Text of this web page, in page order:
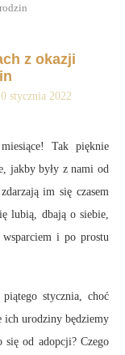
z okazji
stycznia 2022
Tak pięknie
jakby były z nami od
im się czasem
lubią, dbają o siebie,
wsparciem i po prostu
stycznia, choć
ich urodziny będziemy
od adopcji? Czego